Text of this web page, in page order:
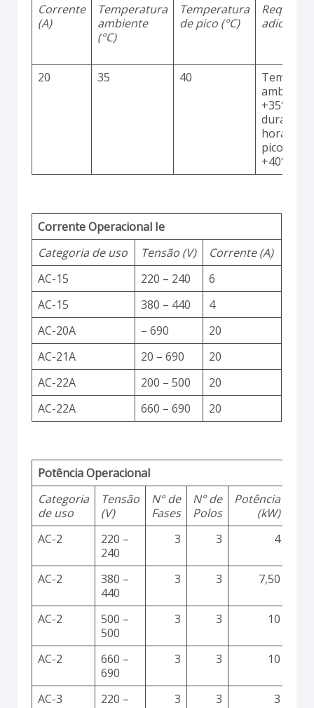
Corrente
(A)
Temperatura
ambiente
(°C)
Temperatura
de pico (°C)
adicionais
20 35 40
ambiente
+35°C
durante
horas
picos até
+40°C
Corrente Operacional Ie
Categoria de uso
Tensão (V)
Corrente (A)
AC-15
220 – 240
6
AC-15
380 – 440
4
AC-20A
– 690
20
AC-21A
20 – 690
20
AC-22A
200 – 500
20
AC-22A
660 – 690 20
Potência Operacional
Categoria
de uso
Tensão
(V)
N° de
Fases
N° de
Polos
Potência
(kW)
AC-2
220 –
240
3 3 4
AC-2
380 –
440
3 3 7,50
AC-2
500 –
500
3 3 10
AC-2
660 –
690
3 3 10
AC-3
220 –
3 3 3